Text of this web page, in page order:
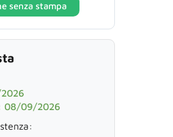
senza stampa
08/09/2026